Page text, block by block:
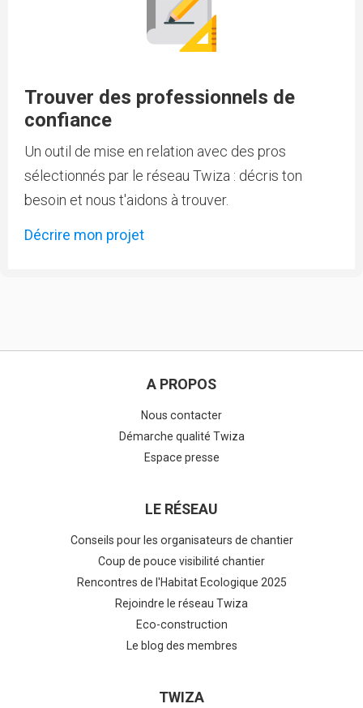
Trouver des professionnels de
confiance
Un outil de mise en relation avec des pros
sélectionnés par le réseau Twiza : décris ton
besoin et nous t'aidons à trouver.
Décrire mon projet
A PROPOS
Nous contacter
Démarche qualité Twiza
Espace presse
LE RÉSEAU
Conseils pour les organisateurs de chantier
Coup de pouce visibilité chantier
Rencontres de l'Habitat Ecologique 2025
Rejoindre le réseau Twiza
Eco-construction
Le blog des membres
TWIZA